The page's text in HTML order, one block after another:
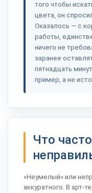
того чтобы
цвета, он
Оказалось — с
работы,
ничего не
заранее
пятнадцать
пример, а не
Что
«Неумелый» или
аккуратного. В арт-